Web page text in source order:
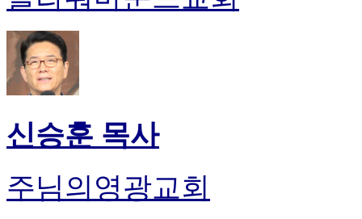
신승훈 목사
주님의영광교회